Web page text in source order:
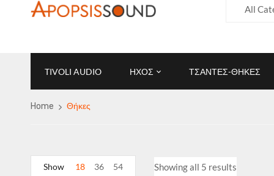
All
TIVOLI AUDIO ΗΧΟΣ ΤΣΑΝΤΕΣ-ΘΗΚΕΣ
Home Θήκες
Showing all 5 results
Show 18 36 54